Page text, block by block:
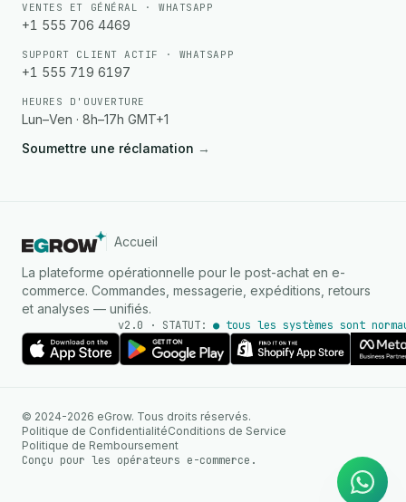
VENTES ET GÉNÉRAL · WHATSAPP
+1 555 706 4469
SUPPORT CLIENT ACTIF · WHATSAPP
+1 555 719 6197
HEURES D'OUVERTURE
Lun–Ven · 8h–17h GMT+1
Soumettre une réclamation →
Accueil
La plateforme opérationnelle pour le post-achat en e-
commerce. Commandes, messagerie, expéditions, retours
et analyses — unifiés.
v2.0 · STATUT: ● tous les systèmes sont
© 2024-2026 eGrow. Tous droits réservés.
Politique de ConfidentialitéConditions de Service
Politique de Remboursement
Conçu pour les opérateurs e-commerce.
Réponses instantanées sur
WhatsApp